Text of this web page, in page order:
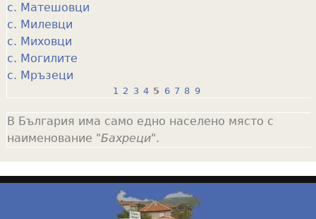
с. Матешовци
с. Милевци
с. Миховци
с. Могилите
с. Мръзеци
a
g
e
1 2 3 4 5 6 7 8 9
В България има само едно населено място с
наименование "Бахреци".